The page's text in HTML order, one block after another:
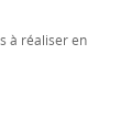
à réaliser en